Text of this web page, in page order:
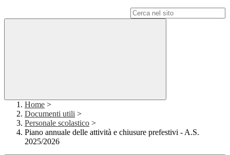
Home >
Documenti utili >
Personale scolastico >
Piano annuale delle attività e chiusure prefestivi - A.S.
2025/2026